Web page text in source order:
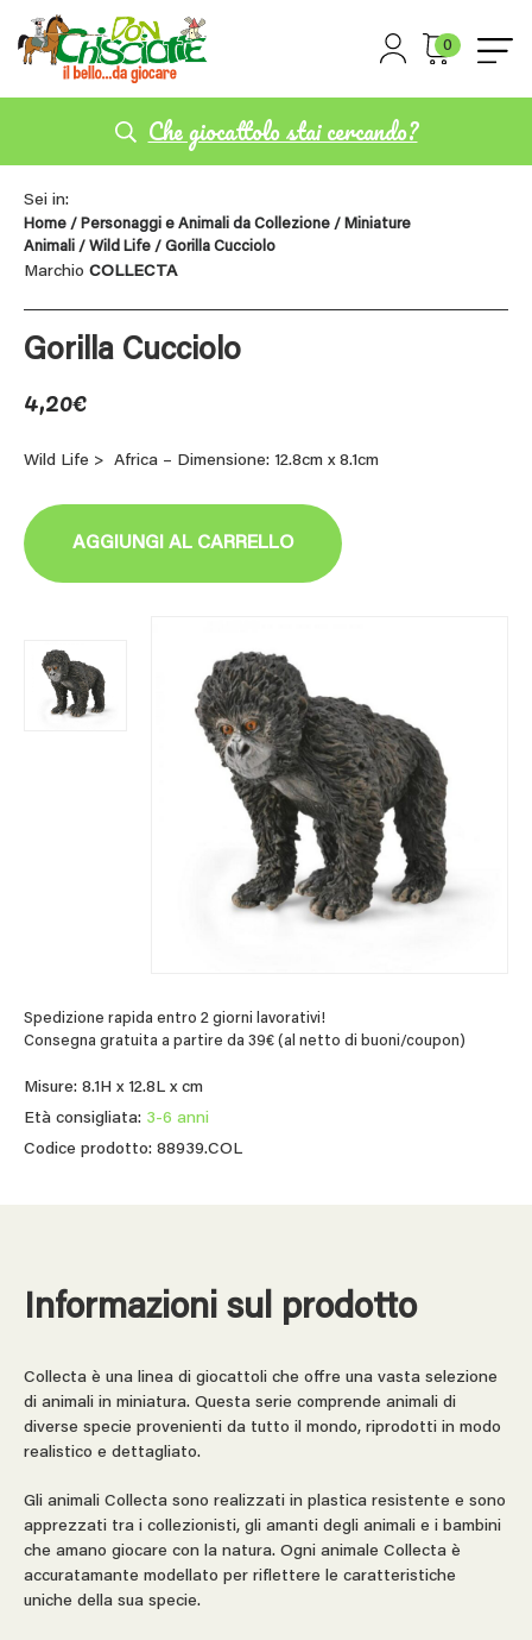
0
Che giocattolo stai cercando?
Sei in:
Home / Personaggi e Animali da Collezione / Miniature
Animali / Wild Life / Gorilla Cucciolo
Marchio COLLECTA
Gorilla Cucciolo
4,20€
Wild Life > Africa – Dimensione: 12.8cm x 8.1cm
AGGIUNGI AL CARRELLO
Spedizione rapida entro 2 giorni lavorativi!
Consegna gratuita a partire da 39€ (al netto di buoni/coupon)
Misure: 8.1H x 12.8L x cm
Età consigliata: 3-6 anni
Codice prodotto: 88939.COL
Informazioni sul prodotto
Collecta è una linea di giocattoli che offre una vasta selezione
di animali in miniatura. Questa serie comprende animali di
diverse specie provenienti da tutto il mondo, riprodotti in modo
realistico e dettagliato.
Gli animali Collecta sono realizzati in plastica resistente e sono
apprezzati tra i collezionisti, gli amanti degli animali e i bambini
che amano giocare con la natura. Ogni animale Collecta è
accuratamante modellato per riflettere le caratteristiche
uniche della sua specie.